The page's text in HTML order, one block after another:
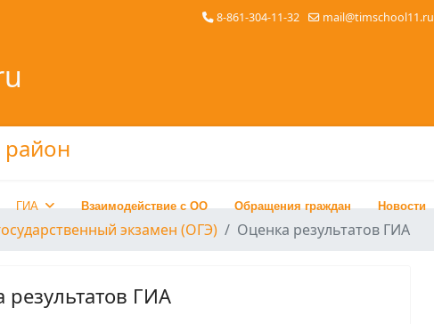
8-861-304-11-32 mail@timschool11.ru
ГИА Взаимодействие с ОО Обращения граждан Новости
экзамен (ОГЭ) Оценка результатов ГИА
результатов ГИА